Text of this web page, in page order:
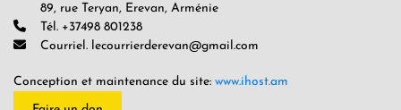
89, rue Teryan, Erevan, Arménie
Tél. +37498 801238
Courriel. lecourrierderevan@gmail.com
Conception et maintenance du site: www.ihost.am